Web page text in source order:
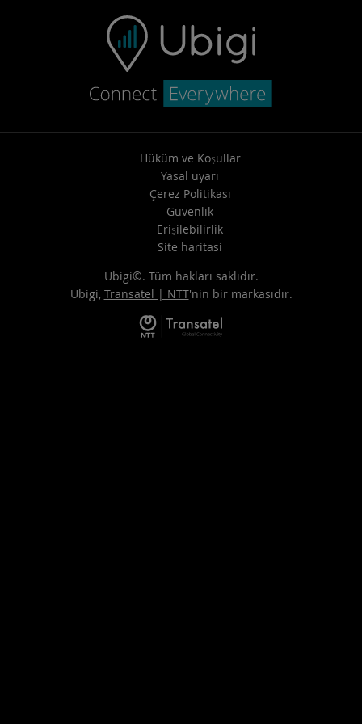
Hüküm ve Koşullar
Yasal uyarı
Çerez Politikası
Güvenlik
Erişilebilirlik
Site haritasi
Ubigi©. Tüm hakları saklıdır.
Ubigi, Transatel | NTT'nin bir markasıdır.